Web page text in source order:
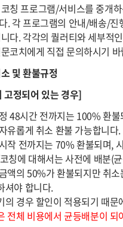
칭 프로그램/서비스를 중개
. 각 프로그램의 안내/배송/진
다. 각각의 퀄러티와 세부적
코치에게 직접 문의하시기
및 환불규정
고정되어 있는 경우]
48시간 전까지는 100% 환
유롭게 취소 환불 가능합니다.
작 전까지는 70% 환불되며,
칭에 대해서는 사전에 배분(
액의 50%가 환불되지만 취소
셔야 합니다.
의 경우 할인이 적용되기 때문
전체 비용에서 균등배분이 되